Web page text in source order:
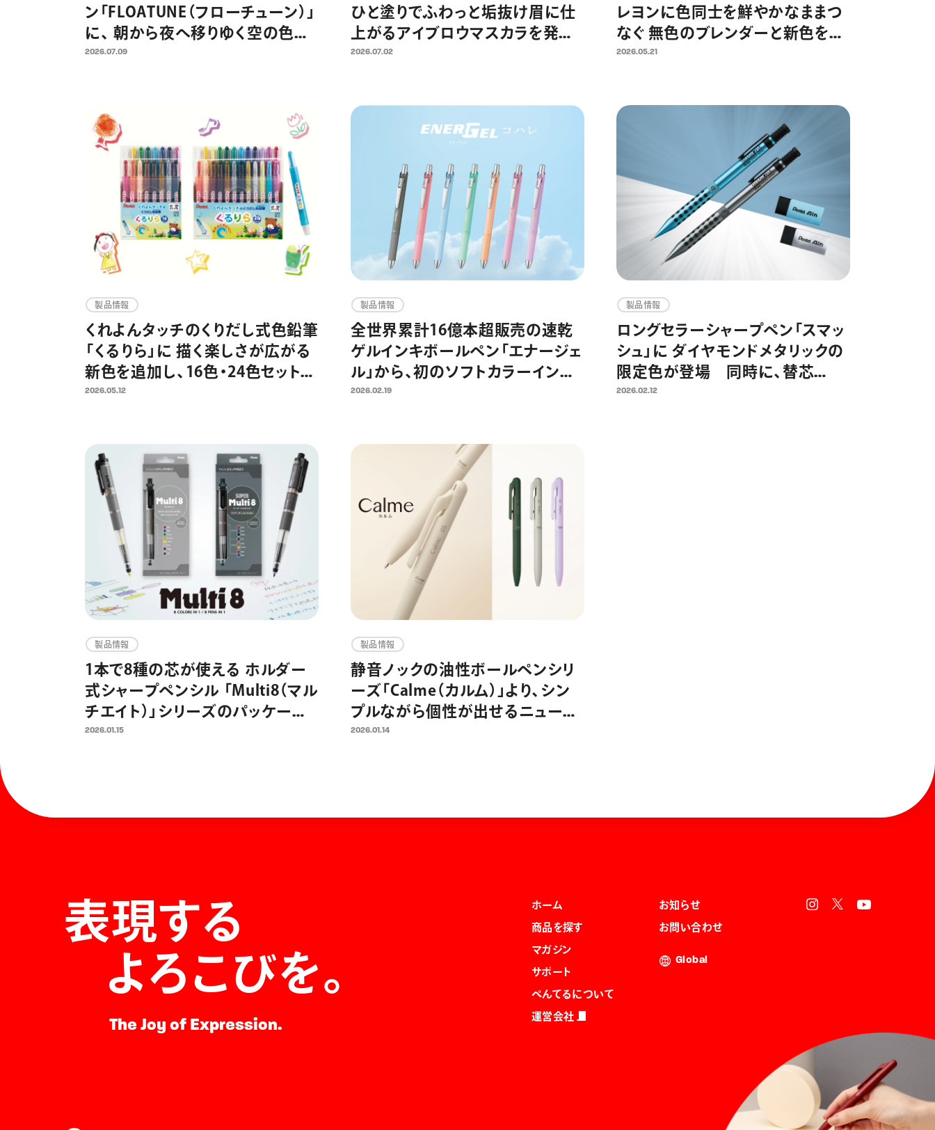
ン「FLOATUNE（フローチューン）」
に、 朝から夜へ移りゆく空の色合
いを表現した限定デザインが登
ある仕上がりに
2026.07.09
ひと塗りでふわっと垢抜け眉に仕
上がるアイブロウマスカラを発
売 アイブロウペンシルと合わせ
展開
2026.07.02
レヨンに色同士を鮮やかなままつ
なぐ 無色のブレンダーと新色を加
えた25色セットが登場 混色・グラ
2026.05.21
製品情報
くれよんタッチのくりだし式色鉛筆
「くるりら」に 描く楽しさが広がる
新色を追加し、16色・24色セットが
登場 くれよんと色鉛筆のいいと
2026.05.12
製品情報
全世界累計16億本超販売の速乾
ゲルインキボールペン「エナージェ
ル」から、初のソフトカラーインキ
「コハレ」が限定発売 穏やかな
2026.02.19
製品情報
ロングセラーシャープペン「スマッ
シュ」に ダイヤモンドメタリックの
限定色が登場 同時に、替芯
「Pentel Ain」限定シークレット企
2026.02.12
製品情報
1本で8種の芯が使える ホルダー
式シャープペンシル 「Multi8（マル
チエイト）」シリーズのパッケージ
をリニューアル AI時代もアナロ
2026.01.15
製品情報
静音ノックの油性ボールペンシリ
ーズ「Calme（カルム）」より、シン
プルながら個性が出せるニュート
ラルな新色が登場 “きちんと”見
2026.01.14
ホーム
商品を探す
マガジン
サポート
ぺんてるについて
運営会社
お知らせ
お問い合わせ
Global
表現する
よろこびを。
The Joy of Expression.